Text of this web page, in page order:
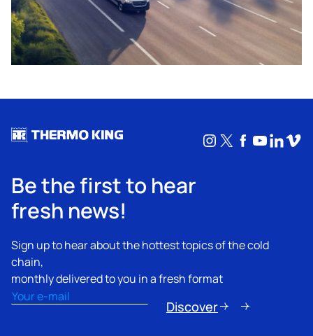
Instagram
X Facebook
Be the first to hear
fresh news!
Sign up to hear about the hottest topics of the cold
chain,
monthly delivered to you in a fresh format
Email(Obligatorio)
Discover